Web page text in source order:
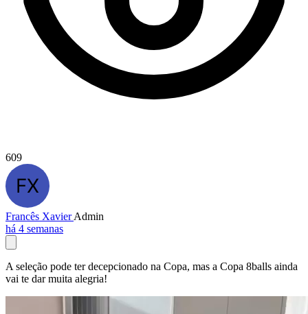
609
Francês XavierAdmin
há 4 semanas
A seleção pode ter decepcionado na Copa, mas a Copa 8balls ainda
vai te dar muita alegria!